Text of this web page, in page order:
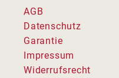
AGB
Datenschutz
Garantie
Impressum
Widerrufsrecht